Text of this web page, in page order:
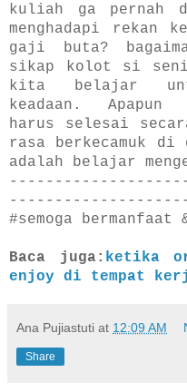
kuliah ga pernah
menghadapi rekan
gaji buta?
sikap kolot si
kita belajar
keadaan. Apapun
harus selesai
rasa berkecamuk di
adalah belajar
#semoga bermanfaat
Baca juga: ketika
enjoy di tempat
Ana Pujiastuti at 12:09 AM
Share